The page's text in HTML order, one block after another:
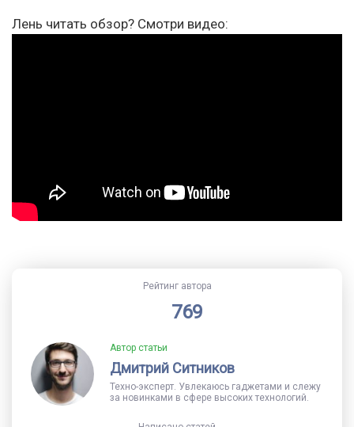
Лень читать обзор? Смотри видео:
Рейтинг автора
769
Автор статьи
Дмитрий Ситников
Техно-эксперт. Увлекаюсь гаджетами и слежу
за новинками в сфере высоких технологий.